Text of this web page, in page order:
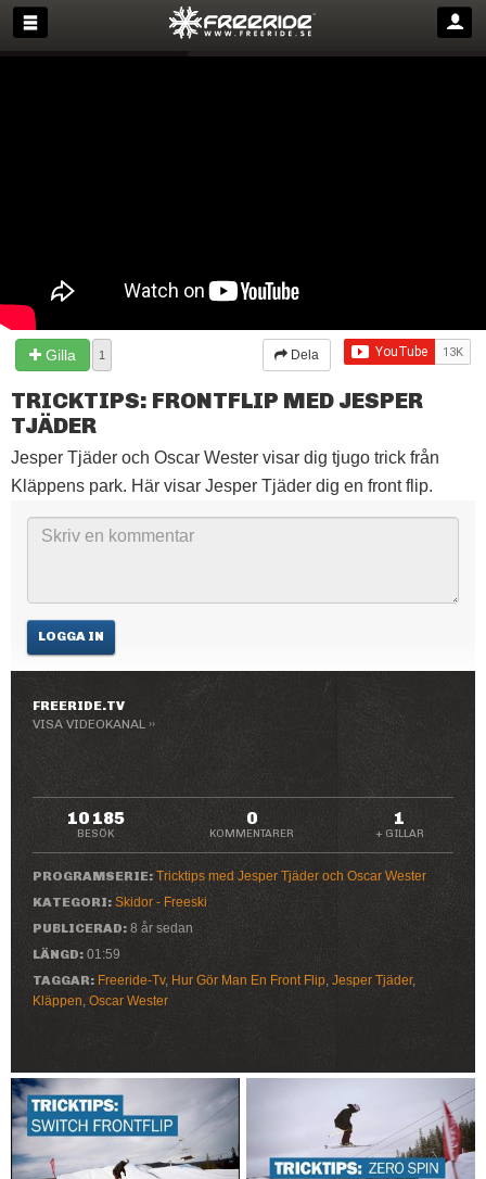
Gilla 1 Dela
TRICKTIPS: FRONTFLIP MED JESPER
TJÄDER
Jesper Tjäder och Oscar Wester visar dig tjugo trick från
Kläppens park. Här visar Jesper Tjäder dig en front flip.
LOGGA IN
FREERIDE.TV
VISA VIDEOKANAL ››
10 185
BESÖK
0
KOMMENTARER
1
+ GILLAR
PROGRAMSERIE: Tricktips med Jesper Tjäder och Oscar Wester
KATEGORI: Skidor - Freeski
PUBLICERAD: 8 år sedan
LÄNGD: 01:59
TAGGAR: Freeride-Tv, Hur Gör Man En Front Flip, Jesper Tjäder,
Kläppen, Oscar Wester